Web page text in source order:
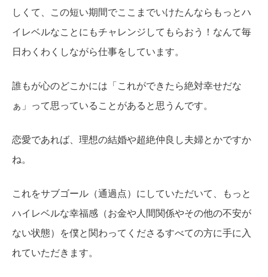
しくて、この短い期間でここまでいけたんならもっとハ
イレベルなことにもチャレンジしてもらおう！なんて毎
日わくわくしながら仕事をしています。
誰もが心のどこかには「これができたら絶対幸せだな
ぁ」って思っていることがあると思うんです。
恋愛であれば、理想の結婚や超絶仲良し夫婦とかですか
ね。
これをサブゴール（通過点）にしていただいて、もっと
ハイレベルな幸福感（お金や人間関係やその他の不安が
ない状態）を僕と関わってくださるすべての方に手に入
れていただきます。